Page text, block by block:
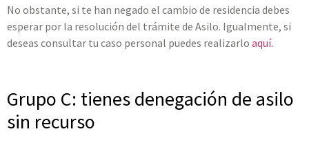
No obstante, si te han negado el cambio de residencia debes
esperar por la resolución del trámite de Asilo. Igualmente, si
deseas consultar tu caso personal puedes realizarlo aquí.
Grupo C: tienes denegación de asilo
sin recurso